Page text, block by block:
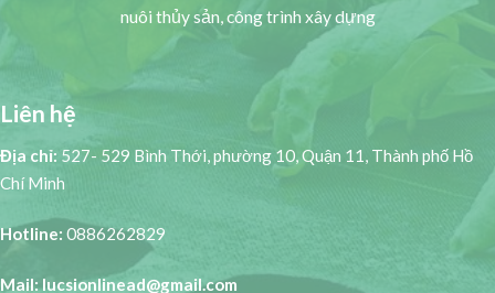
nuôi thủy sản, công trình xây dựng
Liên hệ
Địa chỉ: 527- 529 Bình Thới, phường 10, Quận 11, Thành phố Hồ
Chí Minh
Hotline: 0886262829
Mail: lucsionlinead@gmail.com